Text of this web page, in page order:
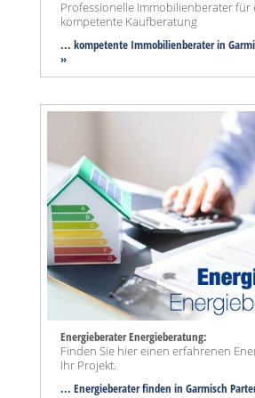
Professionelle Immobilienberater für
kompetente Kaufberatung
... kompetente Immobilienberater in
»
Energieberater Energieberatung:
Finden Sie hier einen erfahrenen
Ihr Projekt.
... Energieberater finden in Garmisch